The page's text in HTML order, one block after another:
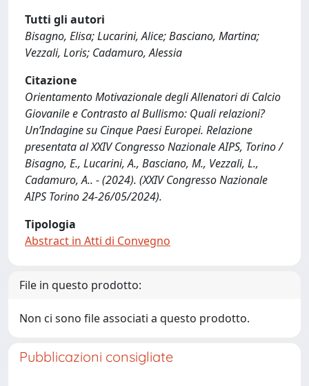
Tutti gli autori
Bisagno, Elisa; Lucarini, Alice; Basciano, Martina;
Vezzali, Loris; Cadamuro, Alessia
Citazione
Orientamento Motivazionale degli Allenatori di Calcio
Giovanile e Contrasto al Bullismo: Quali relazioni?
Un’Indagine su Cinque Paesi Europei. Relazione
presentata al XXIV Congresso Nazionale AIPS, Torino /
Bisagno, E., Lucarini, A., Basciano, M., Vezzali, L.,
Cadamuro, A.. - (2024). (XXIV Congresso Nazionale
AIPS Torino 24-26/05/2024).
Tipologia
Abstract in Atti di Convegno
File in questo prodotto:
Non ci sono file associati a questo prodotto.
Pubblicazioni consigliate